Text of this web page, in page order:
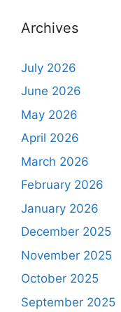
Archives
July 2026
June 2026
May 2026
April 2026
March 2026
February 2026
January 2026
December 2025
November 2025
October 2025
September 2025